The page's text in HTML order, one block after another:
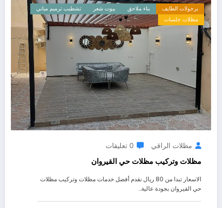
برجولات الطايف بناء ملاحق بيوت شعر
تشطيب ترميم مباني
مظلات جلسات
مظلات الراقي 0 تعليقات
مظلات وتركيب مظلات حي القيروان
الاسعار تبدا من 80 ريال نقدم أفضل خدمات مظلات وتركيب مظلات
حي القيروان بجودة عالية…